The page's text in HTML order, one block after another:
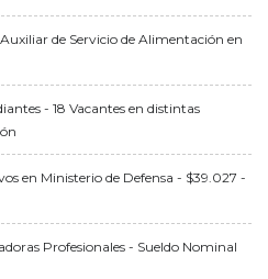
de Servicio de Alimentación en
- 18 Vacantes en distintas
en Ministerio de Defensa - $39.027 -
Profesionales - Sueldo Nominal